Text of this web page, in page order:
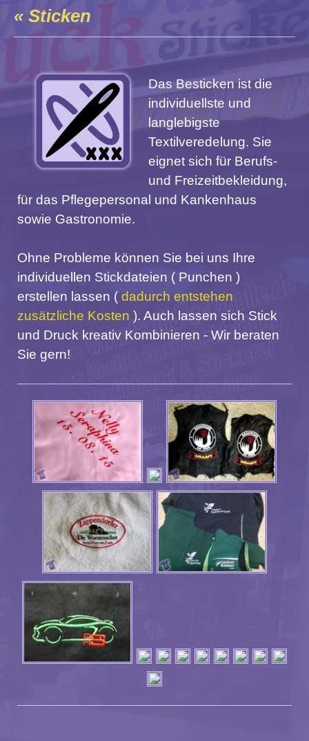
« Sticken
Das Besticken ist die
individuellste und
langlebigste
Textilveredelung. Sie
eignet sich für Berufs-
und Freizeitbekleidung,
für das Pflegepersonal und Kankenhaus
sowie Gastronomie.
Ohne Probleme können Sie bei uns Ihre
individuellen Stickdateien ( Punchen )
erstellen lassen ( dadurch entstehen
zusätzliche Kosten ). Auch lassen sich Stick
und Druck kreativ Kombinieren - Wir beraten
Sie gern!